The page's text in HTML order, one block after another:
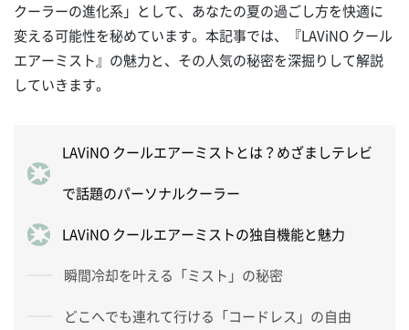
クーラーの進化系」として、あなたの夏の過ごし方を快適に
変える可能性を秘めています。本記事では、『LAViNO クール
エアーミスト』の魅力と、その人気の秘密を深掘りして解説
していきます。
LAViNO クールエアーミストとは？めざましテレビ
で話題のパーソナルクーラー
LAViNO クールエアーミストの独自機能と魅力
瞬間冷却を叶える「ミスト」の秘密
どこへでも連れて行ける「コードレス」の自由